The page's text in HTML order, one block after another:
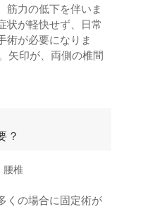
筋力の低下を伴いま
状が軽快せず、日常
術が必要になりま
矢印が、両側の椎間
？
腰椎
くの場合に固定術が